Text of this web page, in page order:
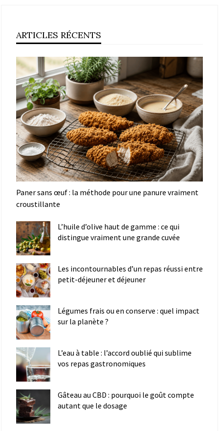
ARTICLES RÉCENTS
Paner sans œuf : la méthode pour une panure vraiment
croustillante
L’huile d’olive haut de gamme : ce qui
distingue vraiment une grande cuvée
Les incontournables d’un repas réussi entre
petit-déjeuner et déjeuner
Légumes frais ou en conserve : quel impact
sur la planète ?
L’eau à table : l’accord oublié qui sublime
vos repas gastronomiques
Gâteau au CBD : pourquoi le goût compte
autant que le dosage